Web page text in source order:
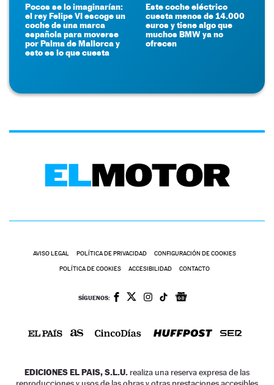
Pocos se lo imaginarían:
el rey Felipe VI escoge un
coche de una marca
española para moverse
por Palma de Mallorca y
esto es lo que cuesta
Este coche eléctrico
cuesta menos de 14.000
euros y tiene algo que
muchos BMW ya no
ofrecen
AVISO LEGAL POLÍTICA DE PRIVACIDAD CONFIGURACIÓN DE COOKIES
POLÍTICA DE COOKIES ACCESIBILIDAD CONTACTO
SÍGUENOS:
EDICIONES EL PAIS, S.L.U. realiza una reserva expresa de las